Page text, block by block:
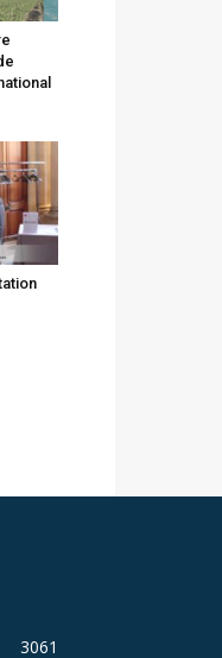
3061